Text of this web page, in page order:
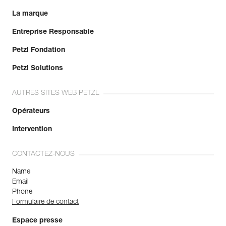
La marque
Entreprise Responsable
Petzl Fondation
Petzl Solutions
AUTRES SITES WEB PETZL
Opérateurs
Intervention
CONTACTEZ-NOUS
Name
Email
Phone
Formulaire de contact
Espace presse